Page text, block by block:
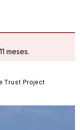
meses.